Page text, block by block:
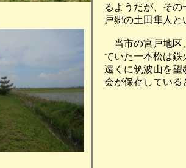
るようだが、そ
戸郷の土田隼人
当市の宮戸地区
ていた一本松は鉄
遠くに筑波山を望
会が保存している